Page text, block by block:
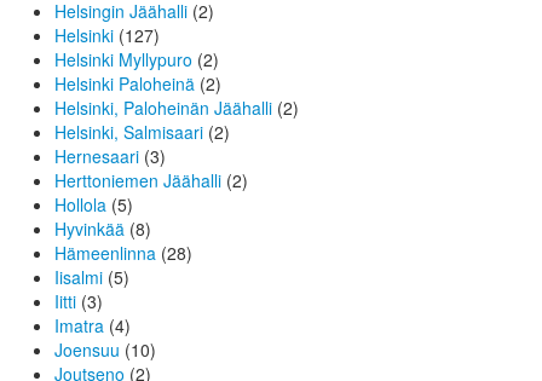
Helsingin Jäähalli (2)
Helsinki (127)
Helsinki Myllypuro (2)
Helsinki Paloheinä (2)
Helsinki, Paloheinän Jäähalli (2)
Helsinki, Salmisaari (2)
Hernesaari (3)
Herttoniemen Jäähalli (2)
Hollola (5)
Hyvinkää (8)
Hämeenlinna (28)
Iisalmi (5)
Iitti (3)
Imatra (4)
Joensuu (10)
Joutseno (2)